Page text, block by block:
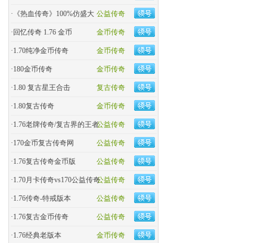
公益传奇
· 《热血传奇》100%仿盛大
金币传奇
· 回忆传奇 1.76 金币
金币传奇
·1.70纯净金币传奇
金币传奇
·180金币传奇
复古传奇
·1.80 复古星王合击
金币传奇
·1.80复古传奇
公益传奇
·1.76老牌传奇/复古界的王者
公益传奇
·170金币复古传奇网
公益传奇
·1.76复古传奇金币版
公益传奇
·1.70月卡传奇vs170公益传奇
公益传奇
·1.76传奇-特戒版本
公益传奇
·1.76复古金币传奇
金币传奇
·1.76经典老版本